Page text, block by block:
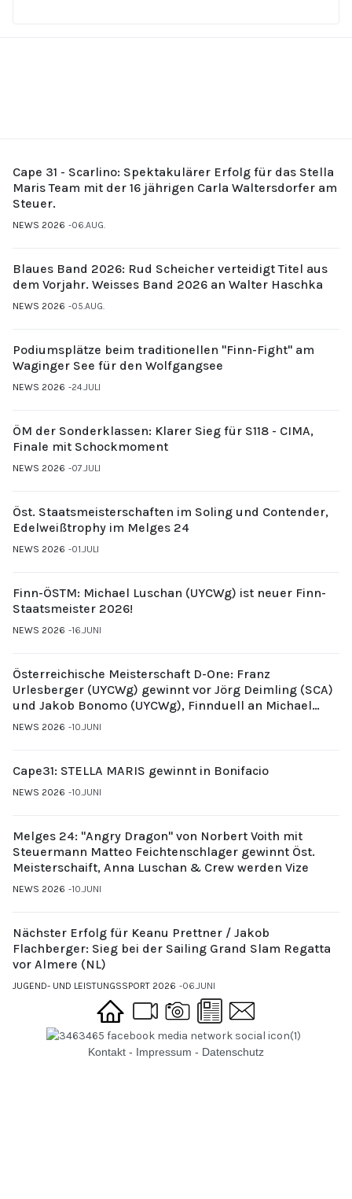
Cape 31 - Scarlino: Spektakulärer Erfolg für das Stella
Maris Team mit der 16 jährigen Carla Waltersdorfer am
Steuer.
NEWS 2026 06.AUG.
Blaues Band 2026: Rud Scheicher verteidigt Titel aus
dem Vorjahr. Weisses Band 2026 an Walter Haschka
NEWS 2026 05.AUG.
Podiumsplätze beim traditionellen "Finn-Fight" am
Waginger See für den Wolfgangsee
NEWS 2026 24.JULI
ÖM der Sonderklassen: Klarer Sieg für S118 - CIMA,
Finale mit Schockmoment
NEWS 2026 07.JULI
Öst. Staatsmeisterschaften im Soling und Contender,
Edelweißtrophy im Melges 24
NEWS 2026 01.JULI
Finn-ÖSTM: Michael Luschan (UYCWg) ist neuer Finn-
Staatsmeister 2026!
NEWS 2026 16.JUNI
Österreichische Meisterschaft D-One: Franz
Urlesberger (UYCWg) gewinnt vor Jörg Deimling (SCA)
und Jakob Bonomo (UYCWg), Finnduell an Michael
Gubi (UYCMo)
NEWS 2026 10.JUNI
Cape31: STELLA MARIS gewinnt in Bonifacio
NEWS 2026 10.JUNI
Melges 24: "Angry Dragon" von Norbert Voith mit
Steuermann Matteo Feichtenschlager gewinnt Öst.
Meisterschaift, Anna Luschan & Crew werden Vize
NEWS 2026 10.JUNI
Nächster Erfolg für Keanu Prettner / Jakob
Flachberger: Sieg bei der Sailing Grand Slam Regatta
vor Almere (NL)
JUGEND- UND LEISTUNGSSPORT 2026 06.JUNI
Kontakt - Impressum - Datenschutz